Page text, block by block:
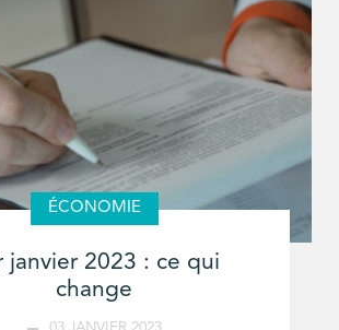
ÉCONOMIE
janvier 2023 : ce qui
change